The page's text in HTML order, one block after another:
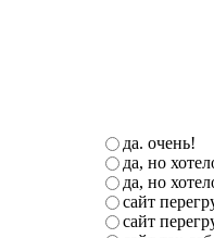
да. очень!
да, но
да, но
сайт
сайт